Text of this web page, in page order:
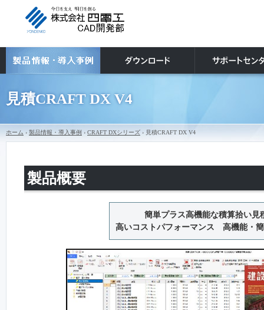
見積CRAFT DX V4
ホーム › 製品情報・導入事例 › CRAFT DXシリーズ › 見積CRAFT DX V4
製品概要
簡単プラス高機能な積算拾い見
高いコストパフォーマンス 高機能・